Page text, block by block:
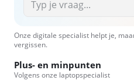
Onze digitale specialist helpt je,
vergissen.
Plus- en minpunten
Volgens onze laptopspecialist